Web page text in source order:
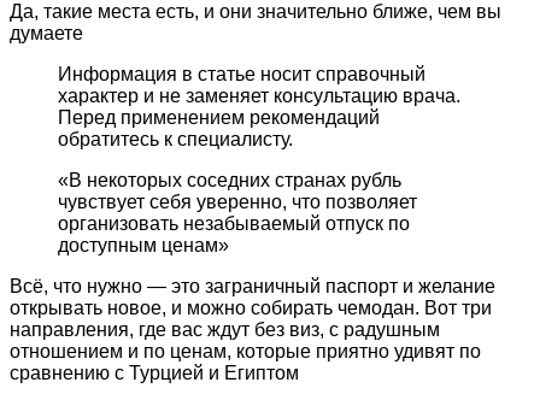
Да, такие места есть, и они значительно ближе, чем вы
думаете
Информация в статье носит справочный
характер и не заменяет консультацию врача.
Перед применением рекомендаций
обратитесь к специалисту.
«В некоторых соседних странах рубль
чувствует себя уверенно, что позволяет
организовать незабываемый отпуск по
доступным ценам»
Всё, что нужно — это заграничный паспорт и желание
открывать новое, и можно собирать чемодан. Вот три
направления, где вас ждут без виз, с радушным
отношением и по ценам, которые приятно удивят по
сравнению с Турцией и Египтом